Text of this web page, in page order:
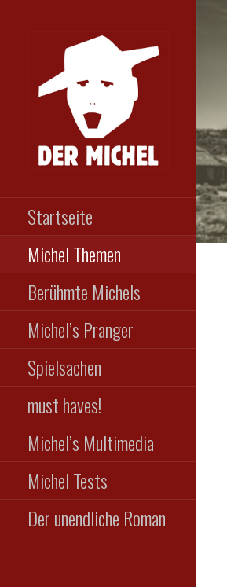
Startseite
Michel Themen
Berühmte Michels
Michel’s Pranger
Spielsachen
must haves!
Michel’s Multimedia
Michel Tests
Der unendliche Roman